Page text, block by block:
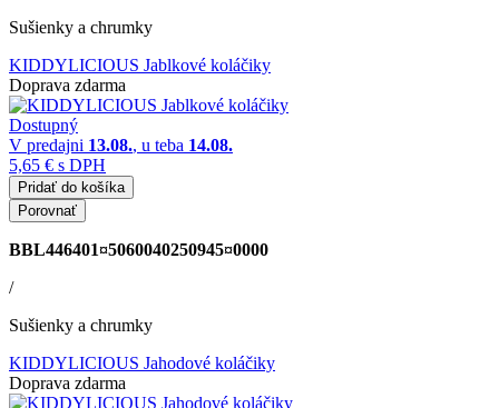
Sušienky a chrumky
KIDDYLICIOUS Jablkové koláčiky
Doprava zdarma
Dostupný
V predajni 13.08., u teba 14.08.
5,65 € s DPH
Pridať do košíka
Porovnať
BBL446401¤5060040250945¤0000
/
Sušienky a chrumky
KIDDYLICIOUS Jahodové koláčiky
Doprava zdarma